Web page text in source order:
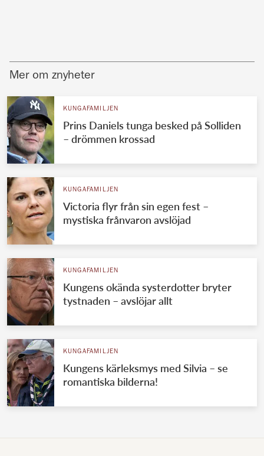
Mer om znyheter
KUNGAFAMILJEN
Prins Daniels tunga besked på Solliden
– drömmen krossad
KUNGAFAMILJEN
Victoria flyr från sin egen fest –
mystiska frånvaron avslöjad
KUNGAFAMILJEN
Kungens okända systerdotter bryter
tystnaden – avslöjar allt
KUNGAFAMILJEN
Kungens kärleksmys med Silvia – se
romantiska bilderna!